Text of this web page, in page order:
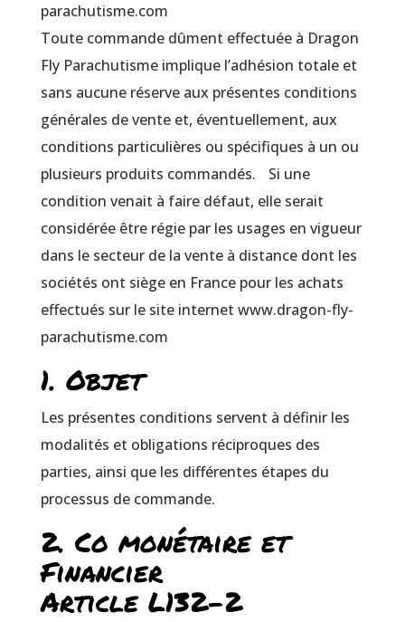
parachutisme.com
Toute commande dûment effectuée à Dragon
Fly Parachutisme implique l’adhésion totale et
sans aucune réserve aux présentes conditions
générales de vente et, éventuellement, aux
conditions particulières ou spécifiques à un ou
plusieurs produits commandés. Si une
condition venait à faire défaut, elle serait
considérée être régie par les usages en vigueur
dans le secteur de la vente à distance dont les
sociétés ont siège en France pour les achats
effectués sur le site internet www.dragon-fly-
parachutisme.com
1. Objet
Les présentes conditions servent à définir les
modalités et obligations réciproques des
parties, ainsi que les différentes étapes du
processus de commande.
2. Co monétaire et
Financier
Article L132-2